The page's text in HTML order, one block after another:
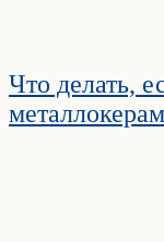
Что делать,